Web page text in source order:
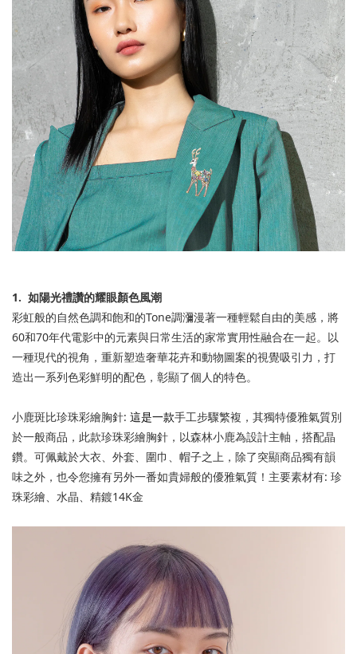
1. 如陽光禮讚的耀眼顏色風潮
彩虹般的自然色調和飽和的Tone調瀰漫著一種輕鬆自由的美感，將
60和70年代電影中的元素與日常生活的家常實用性融合在一起。以
一種現代的視角，重新塑造奢華花卉和動物圖案的視覺吸引力，打
造出一系列色彩鮮明的配色，彰顯了個人的特色。
小鹿斑比珍珠彩繪胸針: 這是一款手工步驟繁複，其獨特優雅氣質別
於一般商品，此款珍珠彩繪胸針，以森林小鹿為設計主軸，搭配晶
鑽。可佩戴於大衣、外套、圍巾、帽子之上，除了突顯商品獨有韻
味之外，也令您擁有另外一番如貴婦般的優雅氣質！主要素材有: 珍
珠彩繪、水晶、精鍍14K金